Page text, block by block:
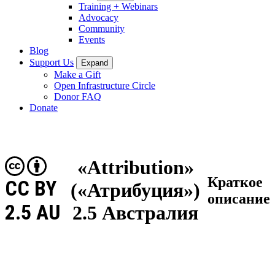
Training + Webinars
Advocacy
Community
Events
Blog
Support Us
Expand
Make a Gift
Open Infrastructure Circle
Donor FAQ
Donate
«Attribution»
(«Атрибуция»)
2.5 Австралия
CC BY
2.5 AU
Краткое
описание